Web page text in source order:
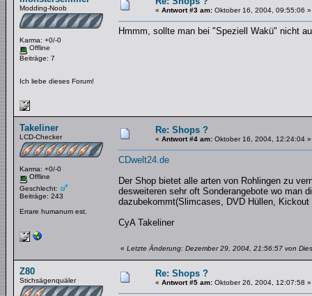
Modding-Noob
Karma: +0/-0
Offline
Beiträge: 7
Ich liebe dieses Forum!
« Antwort #3 am: Oktober 16, 2004, 09:55:06 »
Hmmm, sollte man bei "Speziell Wakü" nicht
Takeliner
LCD-Checker
Karma: +0/-0
Offline
Geschlecht:
Beiträge: 243
Errare humanum est.
Re: Shops ?
« Antwort #4 am: Oktober 16, 2004, 12:24:04 »
CDwelt24.de
Der Shop bietet alle arten von Rohlingen zu
desweiteren sehr oft Sonderangebote wo man
dazubekommt(Slimcases, DVD Hüllen,
CyA Takeliner
« Letzte Änderung: Dezember 29, 2004, 21:56:57 von
Z80
Stichsägenquäler
Re: Shops ?
« Antwort #5 am: Oktober 26, 2004, 12:07:58 »